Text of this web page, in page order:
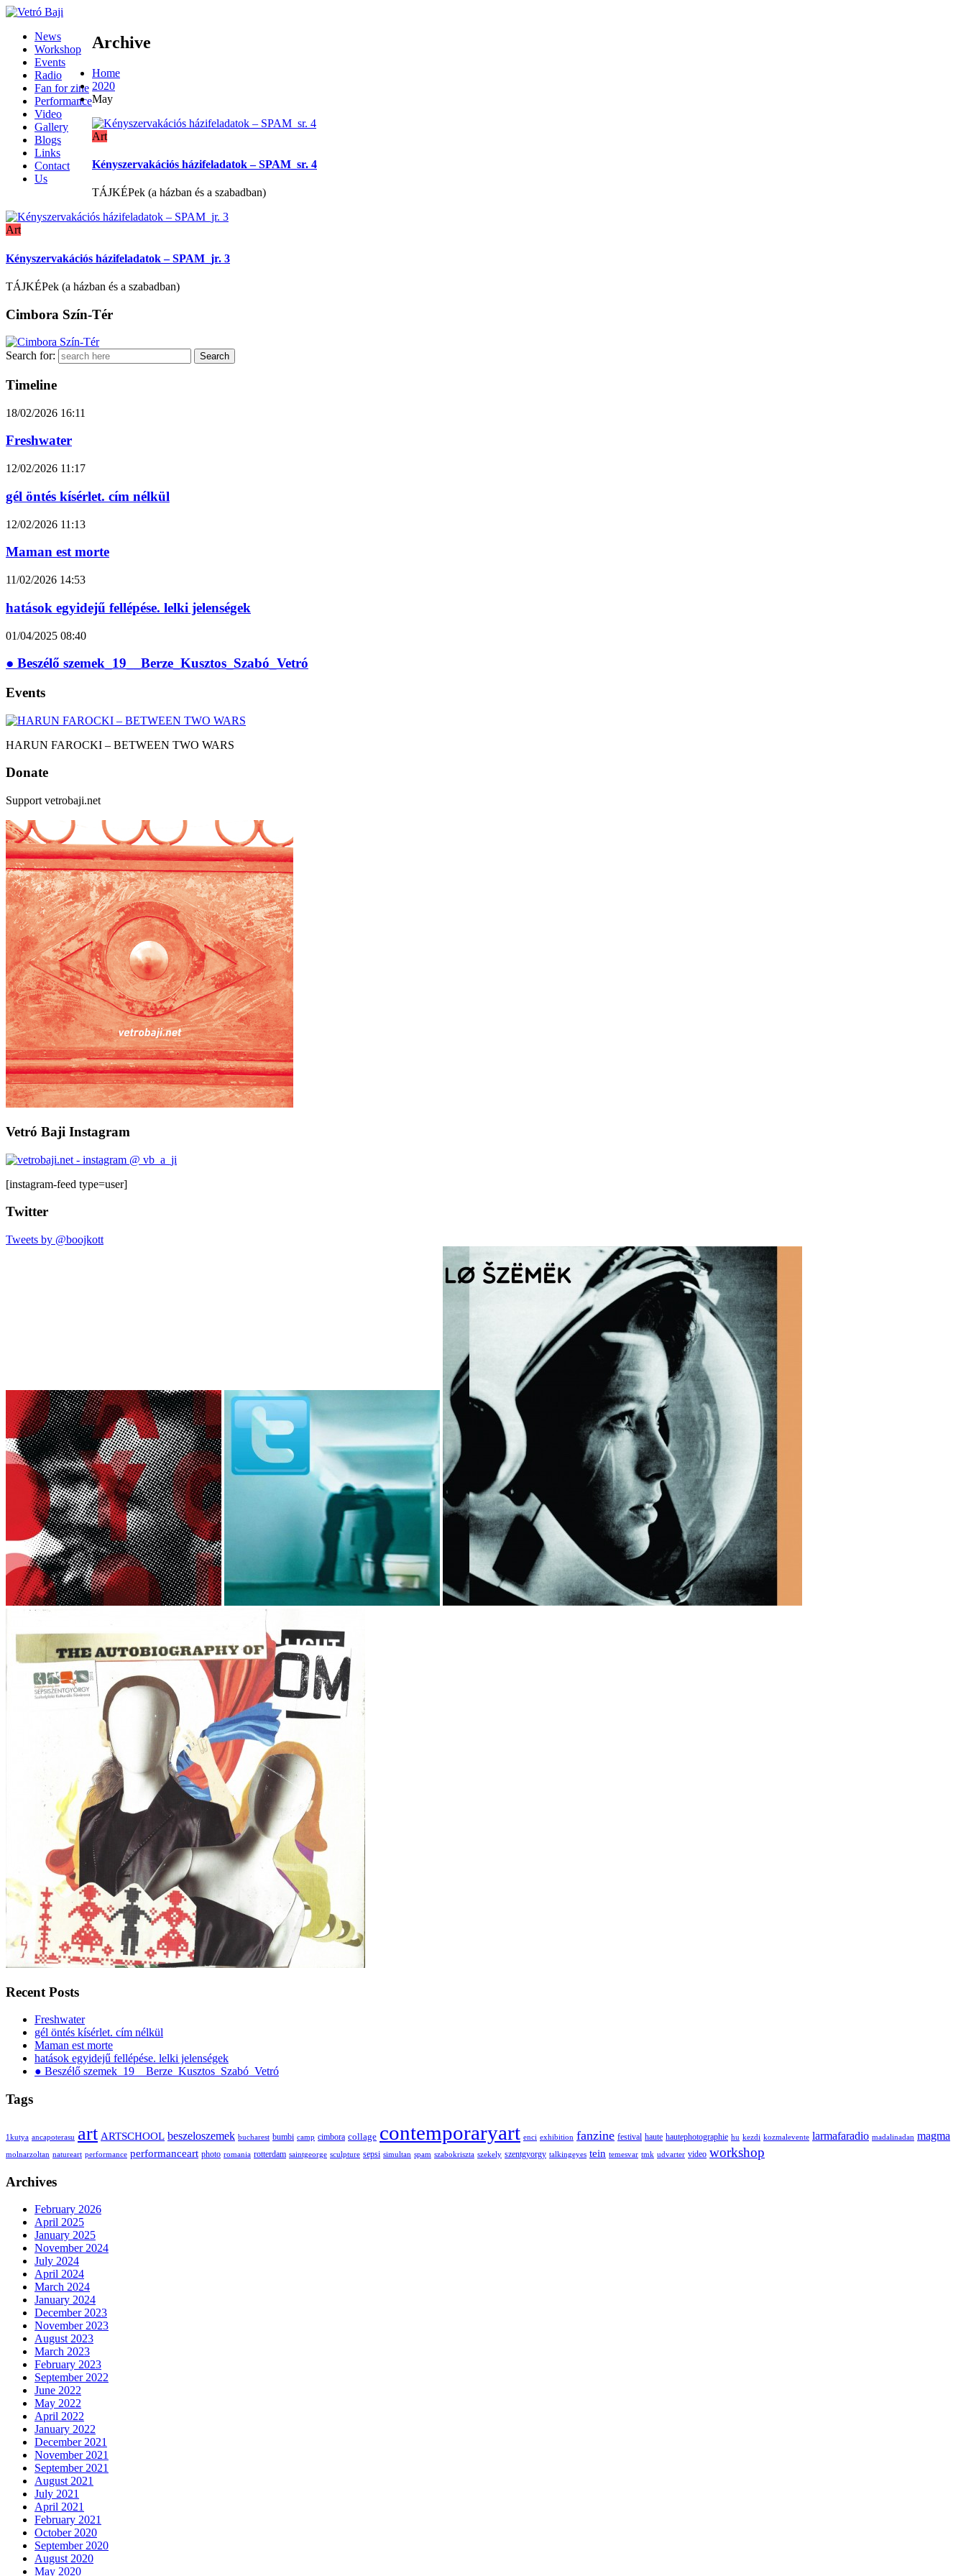
News
Workshop
Events
Radio
Fan for zine
Performance
Video
Gallery
Blogs
Links
Contact
Us
Archive
Home
2020
May
Art
Kényszervakációs házifeladatok – SPAM_sr. 4
TÁJKÉPek (a házban és a szabadban)
Art
Kényszervakációs házifeladatok – SPAM_jr. 3
TÁJKÉPek (a házban és a szabadban)
Cimbora Szín-Tér
Search for:
Timeline
18/02/2026 16:11
Freshwater
12/02/2026 11:17
gél öntés kísérlet. cím nélkül
12/02/2026 11:13
Maman est morte
11/02/2026 14:53
hatások egyidejű fellépése. lelki jelenségek
01/04/2025 08:40
● Beszélő szemek_19__Berze_Kusztos_Szabó_Vetró
Events
HARUN FAROCKI – BETWEEN TWO WARS
Donate
Support vetrobaji.net
Vetró Baji Instagram
[instagram-feed type=user]
Twitter
Tweets by @boojkott
Recent Posts
Freshwater
gél öntés kísérlet. cím nélkül
Maman est morte
hatások egyidejű fellépése. lelki jelenségek
● Beszélő szemek_19__Berze_Kusztos_Szabó_Vetró
Tags
1kutya ancapoterasu art ARTSCHOOL beszeloszemek bucharest bumbi camp cimbora collage contemporaryart enci exhibition fanzine festival haute hautephotographie hu kezdi kozmalevente larmafaradio madalinadan magma
molnarzoltan natureart performance performanceart photo romania rotterdam saintgeorge sculpture sepsi simultan spam szabokriszta szekely szentgyorgy talkingeyes tein temesvar tmk udvarter video workshop
Archives
February 2026
April 2025
January 2025
November 2024
July 2024
April 2024
March 2024
January 2024
December 2023
November 2023
August 2023
March 2023
February 2023
September 2022
June 2022
May 2022
April 2022
January 2022
December 2021
November 2021
September 2021
August 2021
July 2021
April 2021
February 2021
October 2020
September 2020
August 2020
May 2020